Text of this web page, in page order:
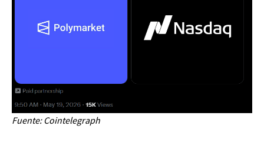
Fuente: Cointelegraph